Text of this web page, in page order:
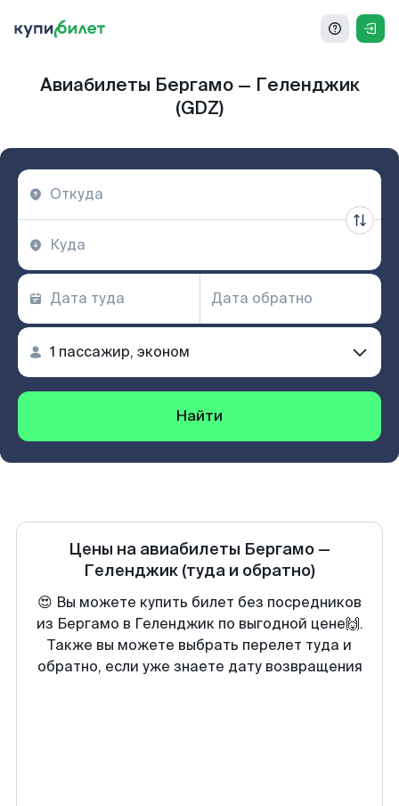
Авиабилеты Бергамо — Геленджик
(GDZ)
Найти
Цены на авиабилеты Бергамо —
Геленджик (туда и обратно)
😍 Вы можете купить билет без посредников
из Бергамо в Геленджик по выгодной цене🙌.
Также вы можете выбрать перелет туда и
обратно, если уже знаете дату возвращения